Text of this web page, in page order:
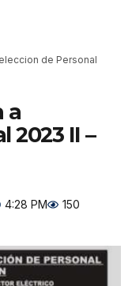
de Personal
a
2023 II –
4:28 PM 150